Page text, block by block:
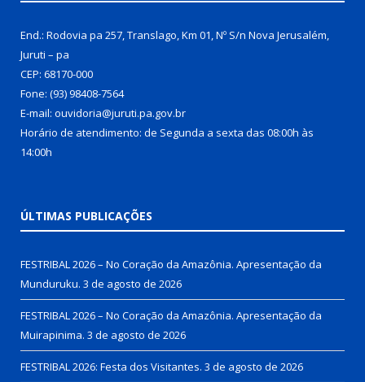
End.: Rodovia pa 257, Translago, Km 01, Nº S/n Nova Jerusalém,
Juruti – pa
CEP: 68170-000
Fone: (93) 98408-7564
E-mail: ouvidoria@juruti.pa.gov.br
Horário de atendimento: de Segunda a sexta das 08:00h às
14:00h
ÚLTIMAS PUBLICAÇÕES
FESTRIBAL 2026 – No Coração da Amazônia. Apresentação da
Munduruku. 3 de agosto de 2026
FESTRIBAL 2026 – No Coração da Amazônia. Apresentação da
Muirapinima. 3 de agosto de 2026
FESTRIBAL 2026: Festa dos Visitantes. 3 de agosto de 2026